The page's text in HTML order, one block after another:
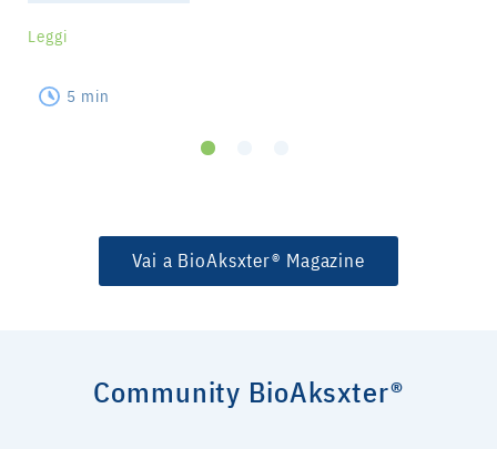
Leggi
5 min
Vai a BioAksxter® Magazine
Community BioAksxter®